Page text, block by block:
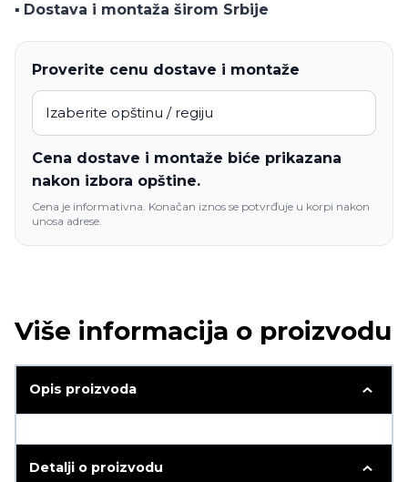
▪️ Dostava i montaža širom Srbije
Proverite cenu dostave i montaže
Cena dostave i montaže biće prikazana
nakon izbora opštine.
Cena je informativna. Konačan iznos se potvrđuje u korpi nakon
unosa adrese.
Više informacija o proizvodu
Opis proizvoda
Detalji o proizvodu